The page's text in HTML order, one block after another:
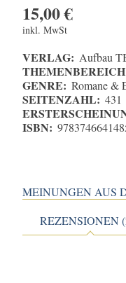
15,00€
inkl. MwSt
VERLAG: Aufbau
GENRE: Romane &
SEITENZAHL: 431
ISBN:
MEINUNGEN AUS
REZENSIONEN